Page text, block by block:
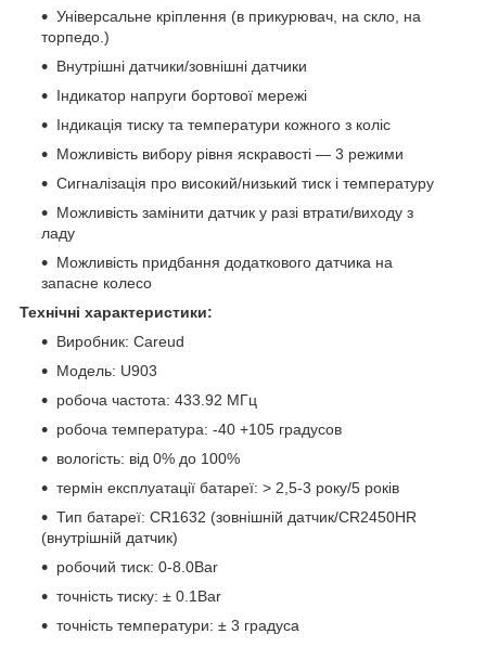
Універсальне кріплення (в прикурювач, на скло, на
торпедо.)
Внутрішні датчики/зовнішні датчики
Індикатор напруги бортової мережі
Індикація тиску та температури кожного з коліс
Можливість вибору рівня яскравості — 3 режими
Сигналізація про високий/низький тиск і температуру
Можливість замінити датчик у разі втрати/виходу з
ладу
Можливість придбання додаткового датчика на
запасне колесо
Технічні характеристики:
Виробник: Careud
Модель: U903
робоча частота: 433.92 МГц
робоча температура: -40 +105 градусов
вологість: від 0% до 100%
термін експлуатації батареї: > 2,5-3 року/5 років
Тип батареї: CR1632 (зовнішній датчик/CR2450HR
(внутрішній датчик)
робочий тиск: 0-8.0Bar
точність тиску: ± 0.1Bar
точність температури: ± 3 градуса